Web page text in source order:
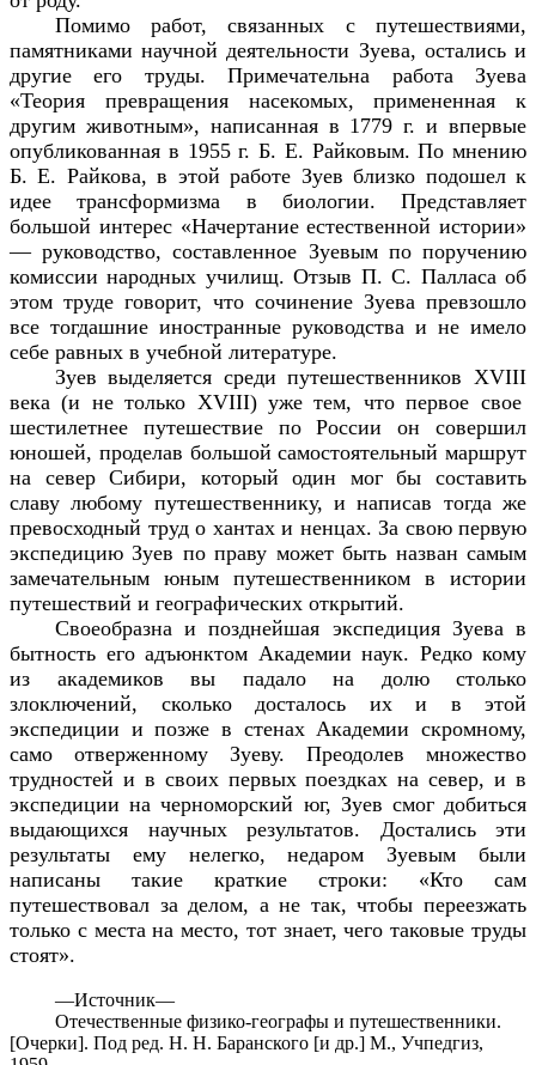
Помимо работ, связанных с путешествиями,
памятниками научной деятельности Зуева, остались и
другие его труды. Примечательна работа Зуева
«Теория превращения насекомых, примененная к
другим животным», написанная в 1779 г. и впервые
опубликованная в 1955 г. Б. Е. Райковым. По мнению
Б. Е. Райкова, в этой работе Зуев близко подошел к
идее трансформизма в биологии. Представляет
большой интерес «Начертание естественной истории»
— руководство, составленное Зуевым по поручению
комиссии народных училищ. Отзыв П. С. Палласа об
этом труде говорит, что сочинение Зуева превзошло
все тогдашние иностранные руководства и не имело
себе равных в учебной литературе.
Зуев выделяется среди путешественников XVIII
века (и не только XVIII) уже тем, что первое свое
шестилетнее путешествие по России он совершил
юношей, проделав большой самостоятельный маршрут
на север Сибири, который один мог бы составить
славу любому путешественнику, и написав тогда же
превосходный труд о хантах и ненцах. За свою первую
экспедицию Зуев по праву может быть назван самым
замечательным юным путешественником в истории
путешествий и географических открытий.
Своеобразна и позднейшая экспедиция Зуева в
бытность его адъюнктом Академии наук. Редко кому
из академиков вы падало на долю столько
злоключений, сколько досталось их и в этой
экспедиции и позже в стенах Академии скромному,
само отверженному Зуеву. Преодолев множество
трудностей и в своих первых поездках на север, и в
экспедиции на черноморский юг, Зуев смог добиться
выдающихся научных результатов. Достались эти
результаты ему нелегко, недаром Зуевым были
написаны такие краткие строки: «Кто сам
путешествовал за делом, а не так, чтобы переезжать
только с места на место, тот знает, чего таковые труды
стоят».
—Источник—
Отечественные физико-географы и путешественники.
[Очерки]. Под ред. Н. Н. Баранского [и др.] М., Учпедгиз,